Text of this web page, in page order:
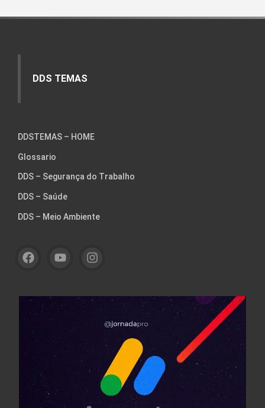
DDS TEMAS
DDSTEMAS – HOME
Glossario
DDS – Segurança do Trabalho
DDS – Saúde
DDS – Meio Ambiente